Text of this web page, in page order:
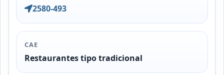
2580-493
CAE
Restaurantes tipo tradicional